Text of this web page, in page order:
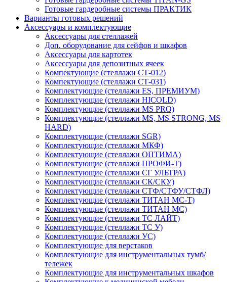
Готовые гардеробные системы ПРАКТИК
Варианты готовых решений
Аксессуары и комплектующие
Аксессуары для стеллажей
Доп. оборудование для сейфов и шкафов
Аксессуары для картотек
Аксессуары для депозитных ячеек
Компектующие (стеллажи СТ-012)
Компектующие (стеллажи СТ-031)
Комплектующие (стеллажи ES, ПРЕМИУМ)
Комплектующие (стеллажи HICOLD)
Комплектующие (стеллажи MS PRO)
Комплектующие (стеллажи MS, MS STRONG, MS
HARD)
Комплектующие (стеллажи SGR)
Комплектующие (стеллажи МКФ)
Комплектующие (стеллажи ОПТИМА)
Комплектующие (стеллажи ПРОФИ-Т)
Комплектующие (стеллажи СГ УЛЬТРА)
Комплектующие (стеллажи СК/СКУ)
Комплектующие (стеллажи СТФ/СТФУ/СТФЛ)
Комплектующие (стеллажи ТИТАН МС-Т)
Комплектующие (стеллажи ТИТАН МС)
Комплектующие (стеллажи ТС ЛАЙТ)
Комплектующие (стеллажи ТС У)
Комплектующие (стеллажи УС)
Комплектующие для верстаков
Комплектующие для инструментальных тумб/
тележек
Комплектующие для инструментальных шкафов